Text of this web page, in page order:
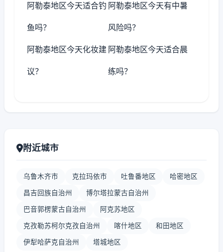
阿勒泰地区今天适合钓
鱼吗？
阿勒泰地区今天有中暑
风险吗？
阿勒泰地区今天化妆建
议？
阿勒泰地区今天适合晨
练吗？
附近城市
乌鲁木齐市 克拉玛依市 吐鲁番地区 哈密地区
昌吉回族自治州 博尔塔拉蒙古自治州
巴音郭楞蒙古自治州 阿克苏地区
克孜勒苏柯尔克孜自治州 喀什地区 和田地区
伊犁哈萨克自治州 塔城地区